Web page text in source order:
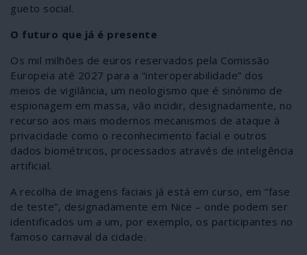
gueto social.
O futuro que já é presente
Os mil milhões de euros reservados pela Comissão
Europeia até 2027 para a “interoperabilidade” dos
meios de vigilância, um neologismo que é sinónimo de
espionagem em massa, vão incidir, designadamente, no
recurso aos mais modernos mecanismos de ataque à
privacidade como o reconhecimento facial e outros
dados biométricos, processados através de inteligência
artificial.
A recolha de imagens faciais já está em curso, em “fase
de teste”, designadamente em Nice – onde podem ser
identificados um a um, por exemplo, os participantes no
famoso carnaval da cidade.